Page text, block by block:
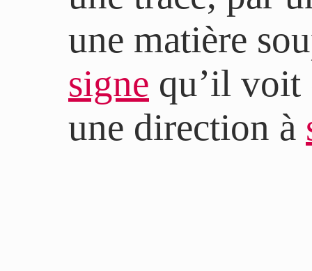
une matière
signe qu’il voit
une direction à